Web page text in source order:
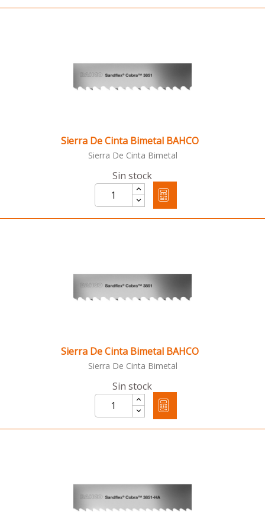
Sierra De Cinta Bimetal BAHCO
Sierra De Cinta Bimetal
Sin stock
Sierra De Cinta Bimetal BAHCO
Sierra De Cinta Bimetal
Sin stock